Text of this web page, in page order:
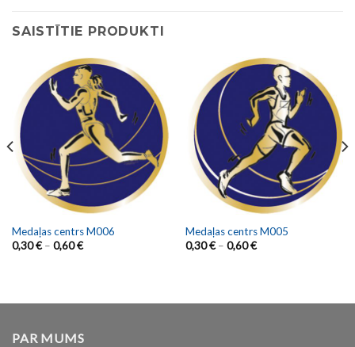
SAISTĪTIE PRODUKTI
Medaļas centrs M006
0,30€– 0,60€
Medaļas centrs M005
0,30€– 0,60€
PAR MUMS